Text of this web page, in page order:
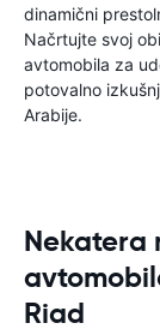
dinamični
Načrtujte svoj
avtomobila za
potovalno
Arabije.
Nekatera
Riad